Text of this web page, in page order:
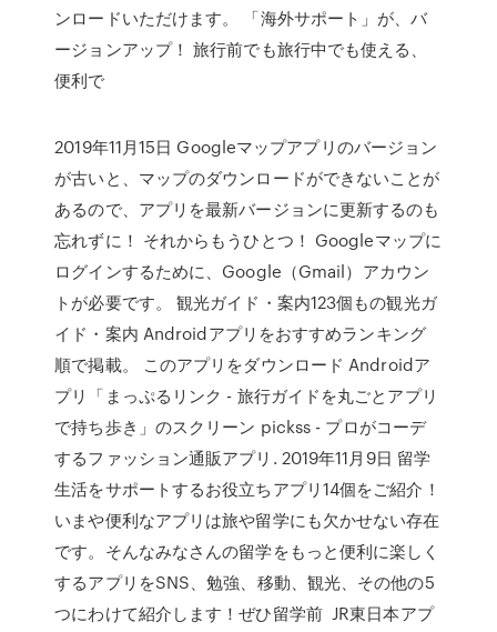
ンロードいただけます。 「海外サポート」が、バ
ージョンアップ！ 旅行前でも旅行中でも使える、
便利で
2019年11月15日 Googleマップアプリのバージョン
が古いと、マップのダウンロードができないことが
あるので、アプリを最新バージョンに更新するのも
忘れずに！ それからもうひとつ！ Googleマップに
ログインするために、Google（Gmail）アカウン
トが必要です。 観光ガイド・案内123個もの観光ガ
イド・案内 Androidアプリをおすすめランキング
順で掲載。 このアプリをダウンロード Androidア
プリ「まっぷるリンク - 旅行ガイドを丸ごとアプリ
で持ち歩き」のスクリーン pickss - プロがコーデ
するファッション通販アプリ. 2019年11月9日 留学
生活をサポートするお役立ちアプリ14個をご紹介！
いまや便利なアプリは旅や留学にも欠かせない存在
です。そんなみなさんの留学をもっと便利に楽しく
するアプリをSNS、勉強、移動、観光、その他の5
つにわけて紹介します！ぜひ留学前 JR東日本アプ